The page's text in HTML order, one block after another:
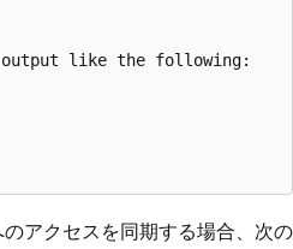
output like the following:
アクセスを同期する場合、次の